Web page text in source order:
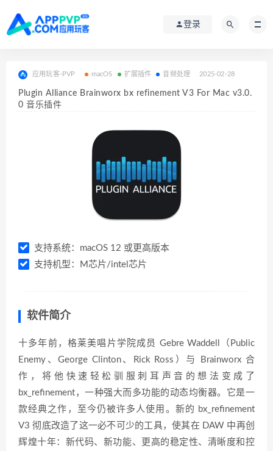
登录
应用玩客-PVP macOS 扩展插件 音频处理 2025-02-28
Plugin Alliance Brainworx bx refinement V3 For Mac v3.0.
0 音乐插件
支持系统：macOS 12 或更高版本
支持机型：M芯片/intel芯片
软件简介
十多年前，格莱美唱片学院成员 Gebre Waddell（Public
Enemy、George Clinton、Rick Ross）与 Brainworx 合
作，将他快速轻松驯服刺耳声音的想法变成了
bx_refinement，一种强大而多功能的动态均衡器。它是一
款经典之作，至今仍被许多人使用。新的 bx_refinement
V3 彻底改造了这一必不可少的工具，使其在 DAW 中再创
辉煌十年：新代码、新功能、更高的稳定性、清晰度和控